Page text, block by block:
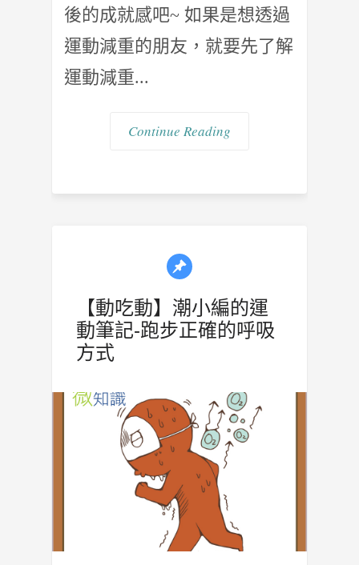
後的成就感吧~ 如果是想透過
運動減重的朋友，就要先了解
運動減重...
Continue Reading
【動吃動】潮小編的運
動筆記-跑步正確的呼吸
方式